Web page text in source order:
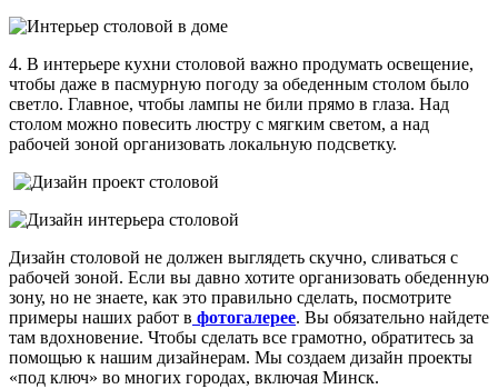
4. В интерьере кухни столовой важно продумать освещение,
чтобы даже в пасмурную погоду за обеденным столом было
светло. Главное, чтобы лампы не били прямо в глаза. Над
столом можно повесить люстру с мягким светом, а над
рабочей зоной организовать локальную подсветку.
Дизайн столовой не должен выглядеть скучно, сливаться с
рабочей зоной. Если вы давно хотите организовать обеденную
зону, но не знаете, как это правильно сделать, посмотрите
примеры наших работ в фотогалерее. Вы обязательно найдете
там вдохновение. Чтобы сделать все грамотно, обратитесь за
помощью к нашим дизайнерам. Мы создаем дизайн проекты
«под ключ» во многих городах, включая Минск.